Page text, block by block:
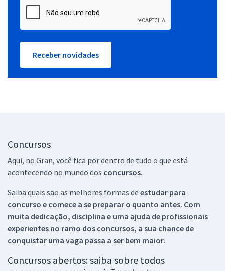
Receber novidades
Concursos
Aqui, no Gran, você fica por dentro de tudo o que está
acontecendo no mundo dos concursos.
Saiba quais são as melhores formas de estudar para
concurso e comece a se preparar o quanto antes. Com
muita dedicação, disciplina e uma ajuda de profissionais
experientes no ramo dos concursos, a sua chance de
conquistar uma vaga passa a ser bem maior.
Concursos abertos: saiba sobre todos